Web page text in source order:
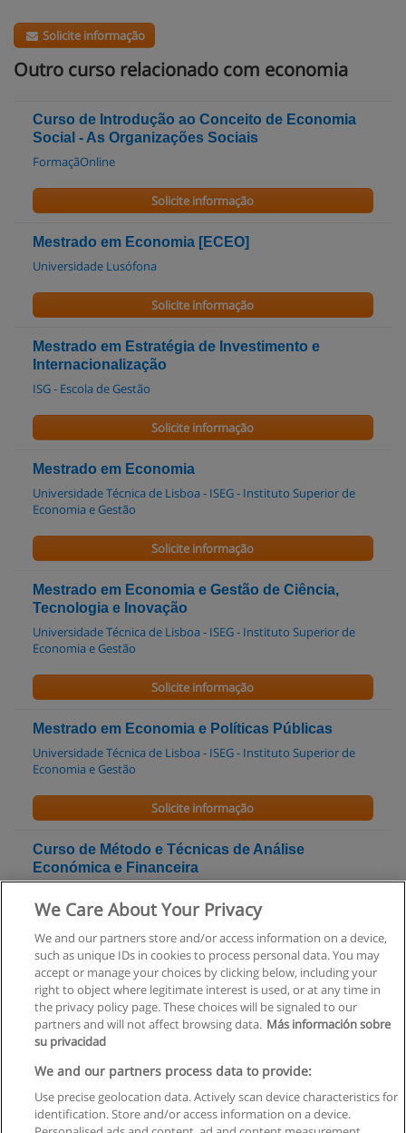
Solicite informação
Outro curso relacionado com economia
Curso de Introdução ao Conceito de Economia
Social - As Organizações Sociais
FormaçãOnline
Solicite informação
Mestrado em Economia [ECEO]
Universidade Lusófona
Solicite informação
Mestrado em Estratégia de Investimento e
Internacionalização
ISG - Escola de Gestão
Solicite informação
Mestrado em Economia
Universidade Técnica de Lisboa - ISEG - Instituto Superior de
Economia e Gestão
Solicite informação
Mestrado em Economia e Gestão de Ciência,
Tecnologia e Inovação
Universidade Técnica de Lisboa - ISEG - Instituto Superior de
Economia e Gestão
Solicite informação
Mestrado em Economia e Políticas Públicas
Universidade Técnica de Lisboa - ISEG - Instituto Superior de
Economia e Gestão
Solicite informação
Curso de Método e Técnicas de Análise
Económica e Financeira
Trabalhadores de Escritório, Comércio, Serviços e Novas
Solicite informação
Regras de uso
Privacidade de dados
We Care About Your Privacy
We and our partners store and/or access information on a device,
such as unique IDs in cookies to process personal data. You may
accept or manage your choices by clicking below, including your
right to object where legitimate interest is used, or at any time in
the privacy policy page. These choices will be signaled to our
partners and will not affect browsing data. Más información sobre
su privacidad
We and our partners process data to provide:
Use precise geolocation data. Actively scan device characteristics for
identification. Store and/or access information on a device.